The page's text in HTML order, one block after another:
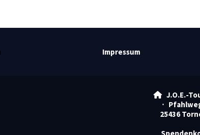
Impressum
J.O.E.-
·
25436